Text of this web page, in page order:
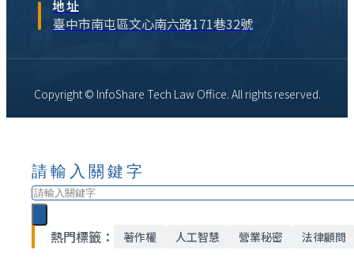
地址
臺中市南屯區文心南六路171巷32號
Copyright © InfoShare Tech Law Office. All rights reserved.
請輸入關鍵字
搜
尋
熱門標籤：
著作權 人工智慧 營業秘密 法律顧問